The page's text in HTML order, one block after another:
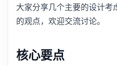
大家分享几个主要的设计
的观点，欢迎交流讨论。
核心要点